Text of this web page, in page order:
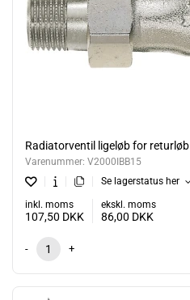
Radiatorventil ligeløb for returløb
Varenummer: V2000IBB15
Se lagerstatus her
inkl. moms
107,50 DKK
ekskl. moms
86,00 DKK
- +